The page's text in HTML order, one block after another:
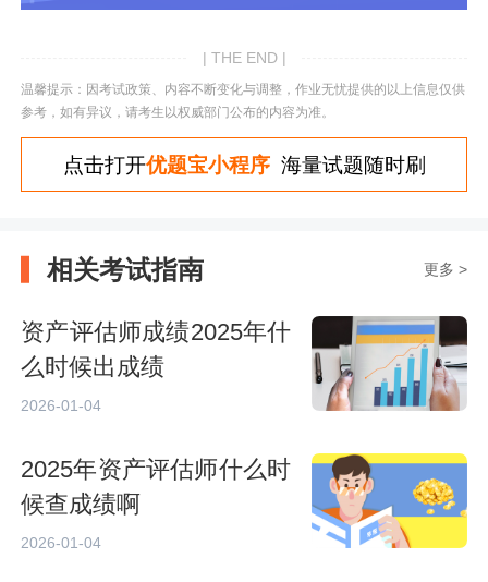
| THE END |
温馨提示：因考试政策、内容不断变化与调整，作业无忧提供的以上信息仅供
参考，如有异议，请考生以权威部门公布的内容为准。
点击打开优题宝小程序海量试题随时刷
相关考试指南 更多 >
资产评估师成绩2025年什
么时候出成绩
2026-01-04
2025年资产评估师什么时
候查成绩啊
2026-01-04